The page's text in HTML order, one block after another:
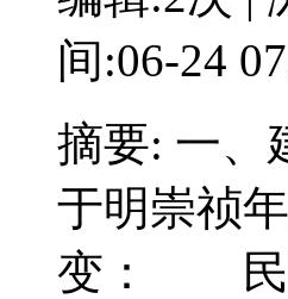
间:06-24
摘要: 一
于明崇祯
变： 民国